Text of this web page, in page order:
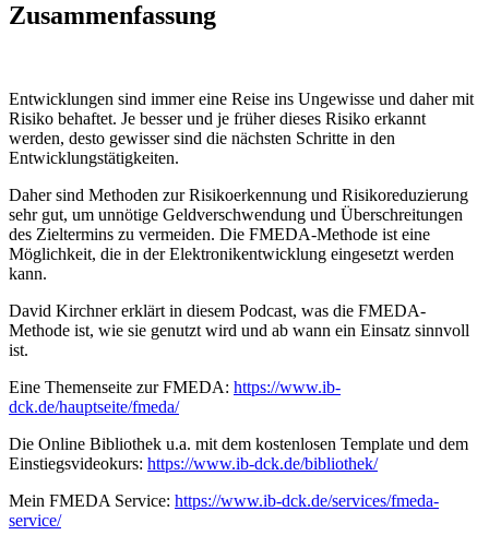
Zusammenfassung
Entwicklungen sind immer eine Reise ins Ungewisse und daher mit
Risiko behaftet. Je besser und je früher dieses Risiko erkannt
werden, desto gewisser sind die nächsten Schritte in den
Entwicklungstätigkeiten.
Daher sind Methoden zur Risikoerkennung und Risikoreduzierung
sehr gut, um unnötige Geldverschwendung und Überschreitungen
des Zieltermins zu vermeiden. Die FMEDA-Methode ist eine
Möglichkeit, die in der Elektronikentwicklung eingesetzt werden
kann.
David Kirchner erklärt in diesem Podcast, was die FMEDA-
Methode ist, wie sie genutzt wird und ab wann ein Einsatz sinnvoll
ist.
Eine Themenseite zur FMEDA: https://www.ib-
dck.de/hauptseite/fmeda/
Die Online Bibliothek u.a. mit dem kostenlosen Template und dem
Einstiegsvideokurs: https://www.ib-dck.de/bibliothek/
Mein FMEDA Service: https://www.ib-dck.de/services/fmeda-
service/